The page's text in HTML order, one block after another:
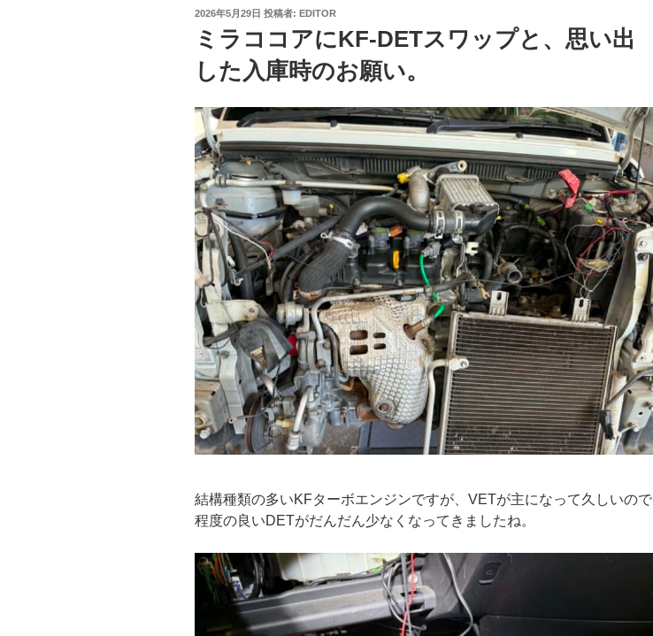
投
日:
2026年5月29日 投稿者: EDITOR
ミラココアにKF-DETスワップと、思い出
した入庫時のお願い。
結構種類の多いKFターボエンジンですが、VETが主になって久しいので
程度の良いDETがだんだん少なくなってきましたね。